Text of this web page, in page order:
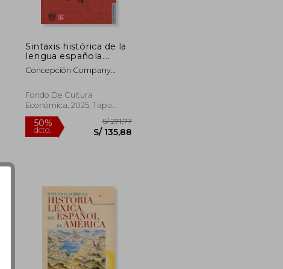
S/ 220,41
S/ 132,24
Sintaxis histórica de la
lengua española.
Cuarta parte.
Estructura
informativa y discurso.
Tradiciones discursivas
Volumen 1
Concepción Company
Fondo De Cultura
Económica, 2025, Tapa
Dura, Nuevo
50%
dcto.